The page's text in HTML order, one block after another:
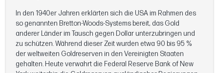
In den 1940er Jahren erklärten sich die USA im Rahmen des
so genannten Bretton-Woods-Systems bereit, das Gold
anderer Länder im Tausch gegen Dollar unterzubringen und
zu schützen. Während dieser Zeit wurden etwa 90 bis 95 %
der weltweiten Goldreserven in den Vereinigten Staaten
gehalten. Heute verwahrt die Federal Reserve Bank of New